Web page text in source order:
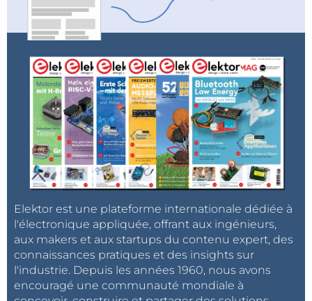
Répondre
indispensable.
Je remercie Elektor d'ouvrir le débat,
j'espère qu'il évitera toute polémique
(politicienne) pour arriver à des
conclusions pragmatiques.
Une piste serait d'imposer aux produits
importés une taxe de compensation des
externalités : impact environnemental
(transport compris), différences de
couverture sociale...
Répondre
Elektor est une plateforme internationale dédiée à
l'électronique appliquée, offrant aux ingénieurs,
aux makers et aux startups du contenu expert, des
connaissances pratiques et des insights sur
l'industrie. Depuis les années 1960, nous avons
encouragé une communauté mondiale à